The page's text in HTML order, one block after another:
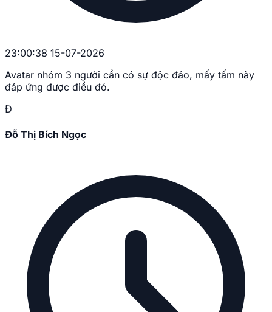
23:00:38 15-07-2026
Avatar nhóm 3 người cần có sự độc đáo, mấy tấm này
đáp ứng được điều đó.
Đ
Đỗ Thị Bích Ngọc